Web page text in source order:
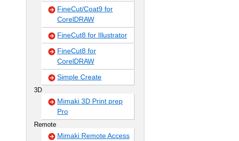
FineCut/Coat9 for
CorelDRAW
FineCut8 for Illustrator
FineCut8 for
CorelDRAW
Simple Create
3D
Mimaki 3D Print prep
Pro
Remote
Mimaki Remote Access